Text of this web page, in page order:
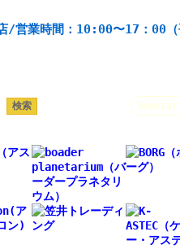
/営業時間：10:00〜17：00（
Seestar